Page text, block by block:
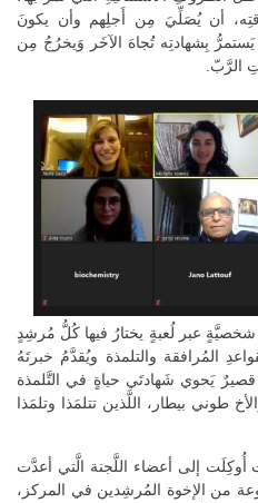
أن يُصَلِّيَ مِن أَجلِهم وأن يكونَ
يَستمرُّ بِشهادتِه تُجاهَ الآخَر وَيخرُجُ مِن
الرَّبّ.
شخصيَّةٍ عبر لُعبةٍ يختارُ فيها كُلُّ مُرشِدٍ
المُرافقة والتلمذة ويُقدَّمُ خبرتَهُ
قصيرٌ يَحوي شَهادتَي حياةٍ في التَّلمذة
طوني بيطار، اللَّذين تتلمَذا وتلمَذا
أُوكِلَت إلى أعضاء اللَّجنة الَّتي أعدَّت
من الإخوة المُرشِدين في المركز،